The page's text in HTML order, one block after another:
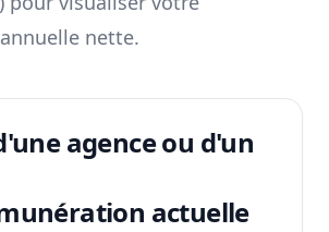
nette.
agence ou d'un
actuelle